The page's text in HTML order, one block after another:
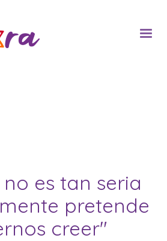
es tan seria
pretende
creer"